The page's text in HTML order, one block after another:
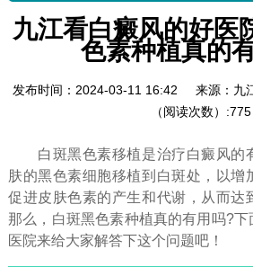
九江看白癜风的好医
色素种植真的
发布时间：2024-03-11 16:42 来源：九
（阅读次数）:775
白斑黑色素移植是治疗白癜风的
肤的黑色素细胞移植到白斑处，以增
促进皮肤色素的产生和代谢，从而达
那么，白斑黑色素种植真的有用吗?
医院来给大家解答下这个问题吧！